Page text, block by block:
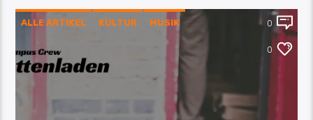
ALLE ARTIKEL KULTUR MUSIK
PLATTENLADEN
0
0